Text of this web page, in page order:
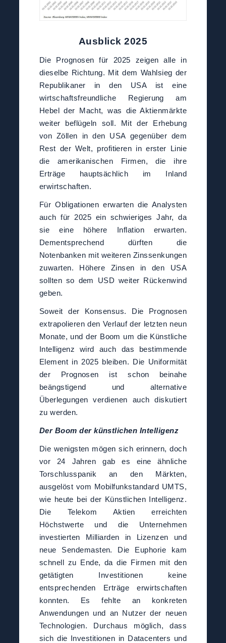
Ausblick 2025
Die Prognosen für 2025 zeigen alle in
dieselbe Richtung. Mit dem Wahlsieg der
Republikaner in den USA ist eine
wirtschaftsfreundliche Regierung am
Hebel der Macht, was die Aktienmärkte
weiter beflügeln soll. Mit der Erhebung
von Zöllen in den USA gegenüber dem
Rest der Welt, profitieren in erster Linie
die amerikanischen Firmen, die ihre
Erträge hauptsächlich im Inland
erwirtschaften.
Für Obligationen erwarten die Analysten
auch für 2025 ein schwieriges Jahr, da
sie eine höhere Inflation erwarten.
Dementsprechend dürften die
Notenbanken mit weiteren Zinssenkungen
zuwarten. Höhere Zinsen in den USA
sollten so dem USD weiter Rückenwind
geben.
Soweit der Konsensus. Die Prognosen
extrapolieren den Verlauf der letzten neun
Monate, und der Boom um die Künstliche
Intelligenz wird auch das bestimmende
Element in 2025 bleiben. Die Uniformität
der Prognosen ist schon beinahe
beängstigend und alternative
Überlegungen verdienen auch diskutiert
zu werden.
Der Boom der künstlichen Intelligenz
Die wenigsten mögen sich erinnern, doch
vor 24 Jahren gab es eine ähnliche
Torschlusspanik an den Märkten,
ausgelöst vom Mobilfunkstandard UMTS,
wie heute bei der Künstlichen Intelligenz.
Die Telekom Aktien erreichten
Höchstwerte und die Unternehmen
investierten Milliarden in Lizenzen und
neue Sendemasten. Die Euphorie kam
schnell zu Ende, da die Firmen mit den
getätigten Investitionen keine
entsprechenden Erträge erwirtschaften
konnten. Es fehlte an konkreten
Anwendungen und an Nutzer der neuen
Technologien. Durchaus möglich, dass
sich die Investitionen in Datacenters und